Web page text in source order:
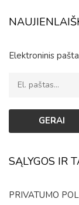
Elektroninis
SĄLYGOS IR
PRIVATUMO